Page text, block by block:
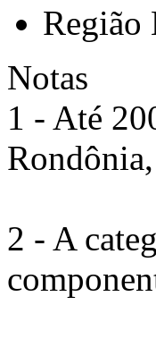
Região
Notas
1 - Até
2 - A